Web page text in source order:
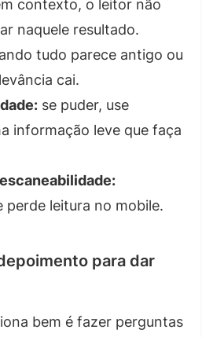
contexto, o leitor não
naquele resultado.
tudo parece antigo ou
cai.
se puder, use
informação leve que faça
leitura no mobile.
para dar
bem é fazer perguntas